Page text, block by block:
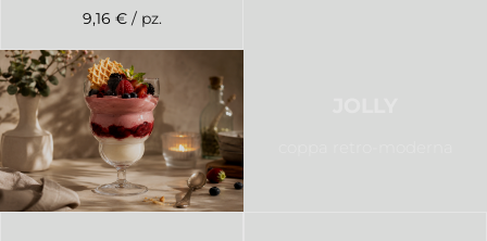
9,16 € / pz.